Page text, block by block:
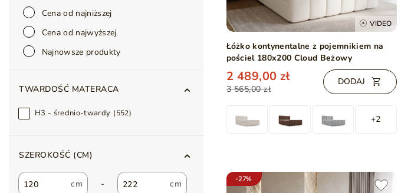
Cena od najniższej
Cena od najwyższej
Najnowsze produkty
TWARDOŚĆ MATERACA
H3 - średnio-twardy 552
SZEROKOŚĆ (CM)
-
VIDEO
Łóżko kontynentalne z pojemnikiem na
pościel 180x200 Cloud Beżowy
3 565,00 zł
2 489,00 zł DODAJ
+2
-27%